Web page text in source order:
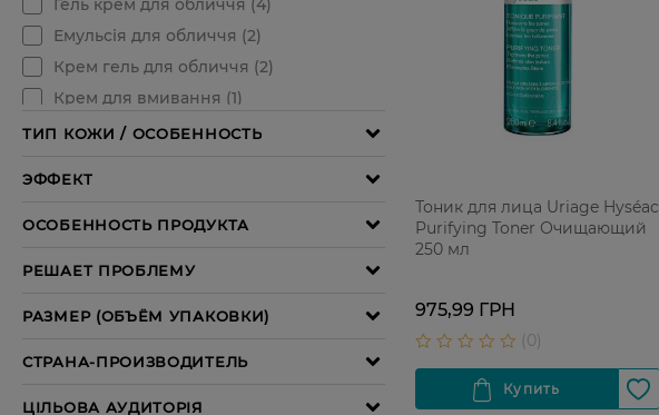
Тоник для лица Uriage Hyséac
Purifying Toner Очищающий
250 мл
975,99 ГРН